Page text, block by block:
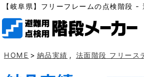
【岐阜県】フリーフレームの点検階段
HOME > 納品実績 , 法面階段 フリース